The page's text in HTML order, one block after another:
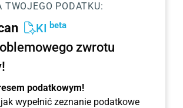
TWOJEGO PODATKU:
KI beta
zwrotu
podatkowym!
wypełnić zeznanie podatkowe